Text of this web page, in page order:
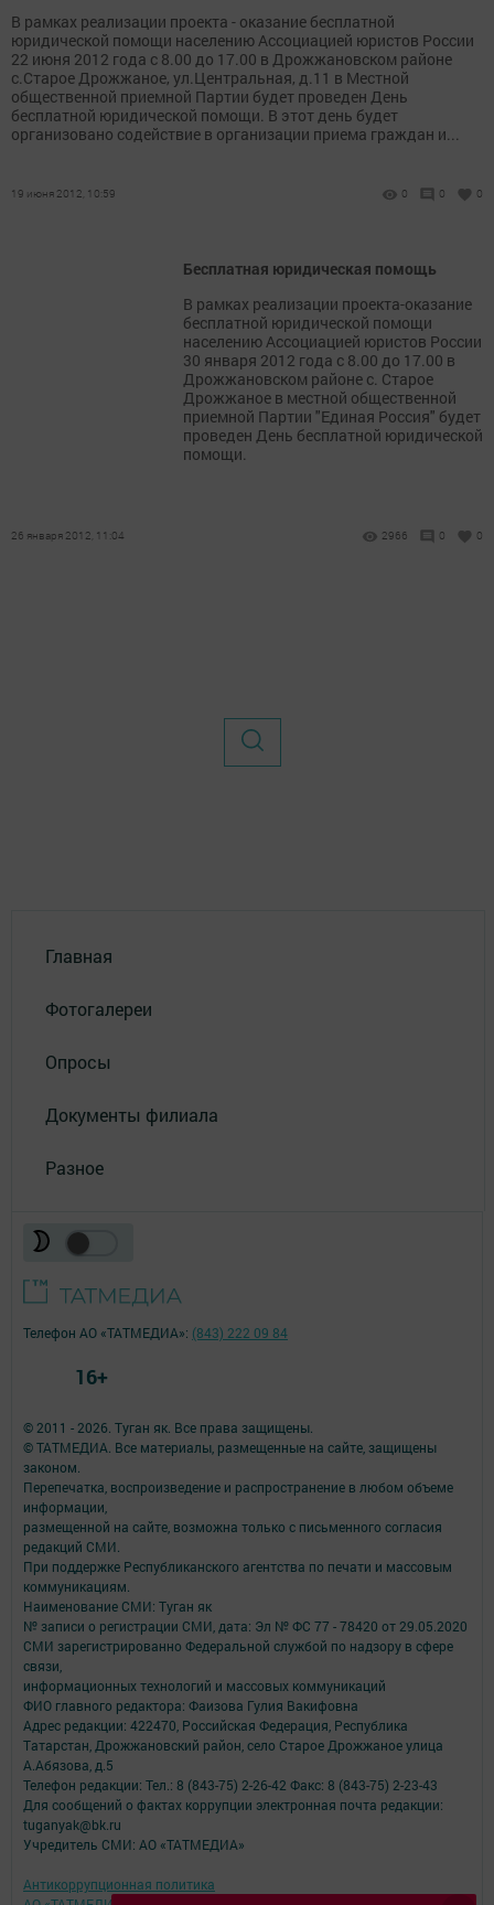
В рамках реализации проекта - оказание бесплатной
юридической помощи населению Ассоциацией юристов России
22 июня 2012 года с 8.00 до 17.00 в Дрожжановском районе
с.Старое Дрожжаное, ул.Центральная, д.11 в Местной
общественной приемной Партии будет проведен День
бесплатной юридической помощи. В этот день будет
организовано содействие в организации приема граждан и...
19 июня 2012, 10:59 0 0 0
Бесплатная юридическая помощь
В рамках реализации проекта-оказание
бесплатной юридической помощи
населению Ассоциацией юристов России
30 января 2012 года с 8.00 до 17.00 в
Дрожжановском районе с. Старое
Дрожжаное в местной общественной
приемной Партии "Единая Россия" будет
проведен День бесплатной юридической
помощи.
26 января 2012, 11:04 2966 0 0
Главная
Фотогалереи
Опросы
Документы филиала
Разное
© 2011 - 2026. Туган як. Все права защищены.
© ТАТМЕДИА. Все материалы, размещенные на сайте, защищены
законом.
Перепечатка, воспроизведение и распространение в любом объеме
информации,
размещенной на сайте, возможна только с письменного согласия
редакций СМИ.
При поддержке Республиканского агентства по печати и массовым
коммуникациям.
Наименование СМИ: Туган як
№ записи о регистрации СМИ, дата: Эл № ФС 77 - 78420 от 29.05.2020
СМИ зарегистрированно Федеральной службой по надзору в сфере
связи,
информационных технологий и массовых коммуникаций
ФИО главного редактора: Фаизова Гулия Вакифовна
Адрес редакции: 422470, Российская Федерация, Республика
Татарстан, Дрожжановский район, село Старое Дрожжаное улица
А.Абязова, д.5
Телефон редакции: Тел.: 8 (843-75) 2-26-42 Факс: 8 (843-75) 2-23-43
Для сообщений о фактах коррупции электронная почта редакции:
tuganyak@bk.ru
Учредитель СМИ: АО «ТАТМЕДИА»
Антикоррупционная политика
Телефон АО «ТАТМЕДИА»: (843) 222 09 84
16+